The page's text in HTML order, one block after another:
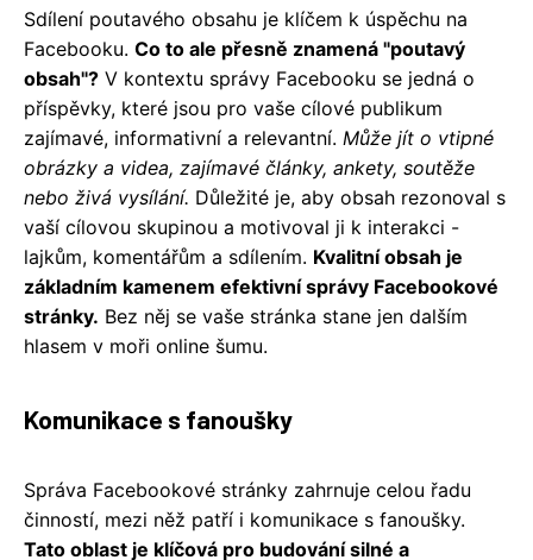
Sdílení poutavého obsahu je klíčem k úspěchu na
Facebooku. Co to ale přesně znamená "poutavý
obsah"? V kontextu správy Facebooku se jedná o
příspěvky, které jsou pro vaše cílové publikum
zajímavé, informativní a relevantní. Může jít o vtipné
obrázky a videa, zajímavé články, ankety, soutěže
nebo živá vysílání. Důležité je, aby obsah rezonoval s
vaší cílovou skupinou a motivoval ji k interakci -
lajkům, komentářům a sdílením. Kvalitní obsah je
základním kamenem efektivní správy Facebookové
stránky. Bez něj se vaše stránka stane jen dalším
hlasem v moři online šumu.
Komunikace s fanoušky
Správa Facebookové stránky zahrnuje celou řadu
činností, mezi něž patří i komunikace s fanoušky.
Tato oblast je klíčová pro budování silné a